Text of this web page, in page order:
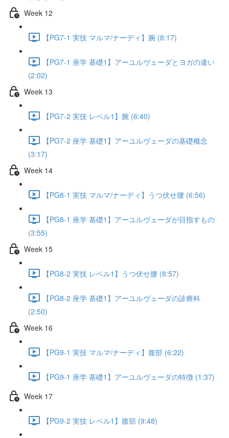
Week 12
【PG7-1 実技 マルマ/ナーディ】腕 (8:17)
【PG7-1 座学 基礎1】アーユルヴェーダとヨガの違い
(2:02)
Week 13
【PG7-2 実技 レベル1】腕 (6:40)
【PG7-2 座学 基礎1】アーユルヴェーダの基礎概念
(3:17)
Week 14
【PG8-1 実技 マルマ/ナーディ】うつ伏せ腰 (6:56)
【PG8-1 座学 基礎1】アーユルヴェーダが目指すもの
(3:55)
Week 15
【PG8-2 実技 レベル1】うつ伏せ腰 (8:57)
【PG8-2 座学 基礎1】アーユルヴェーダの診療科
(2:50)
Week 16
【PG9-1 実技 マルマ/ナーディ】腹部 (6:22)
【PG9-1 座学 基礎1】アーユルヴェーダの特徴 (1:37)
Week 17
【PG9-2 実技 レベル1】腹部 (9:48)